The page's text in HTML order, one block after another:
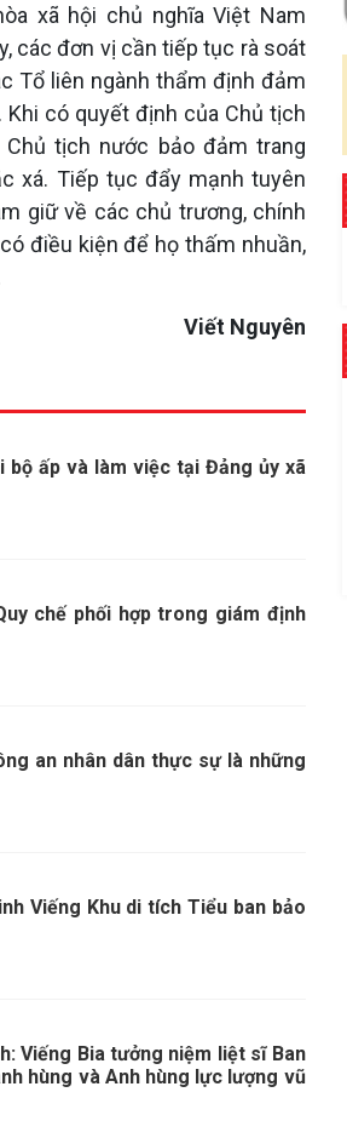
xã hội chủ nghĩa Việt Nam
các đơn vị cần tiếp tục rà soát
Tổ liên ngành thẩm định đảm
có quyết định của Chủ tịch
tịch nước bảo đảm trang
xá. Tiếp tục đẩy mạnh tuyên
giữ về các chủ trương, chính
điều kiện để họ thấm nhuần,
Viết Nguyên
bộ ấp và làm việc tại Đảng ủy xã
chế phối hợp trong giám định
an nhân dân thực sự là những
Viếng Khu di tích Tiểu ban bảo
Viếng Bia tưởng niệm liệt sĩ Ban
hùng và Anh hùng lực lượng vũ